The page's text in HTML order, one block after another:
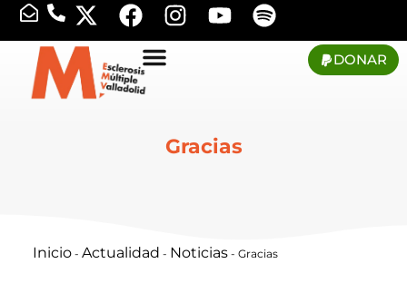
DONAR
Gracias
Inicio- Actualidad - Noticias- Gracias